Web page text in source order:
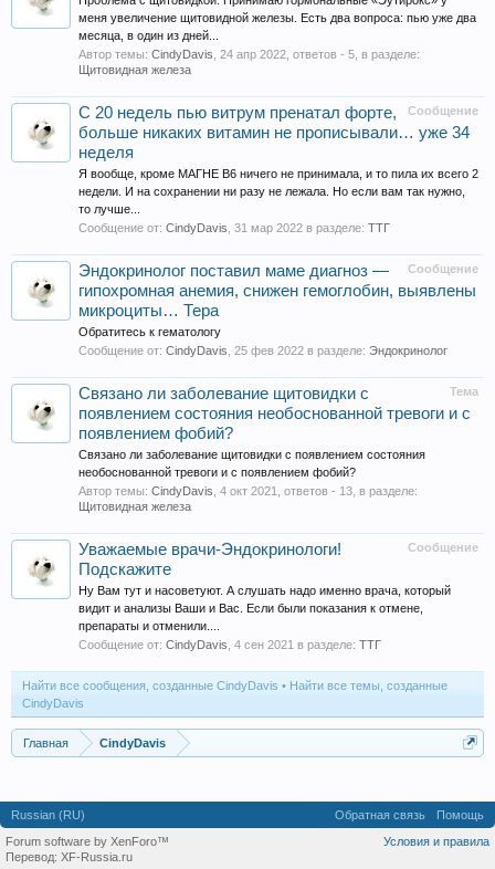
меня увеличение щитовидной железы. Есть два вопроса: пью уже два
месяца, в один из дней...
Автор темы: CindyDavis 24 апр 2022 , ответов - 5, в разделе:
Щитовидная железа
Сообщение
С 20 недель пью витрум пренатал форте,
больше никаких витамин не прописывали… уже 34
неделя
Я вообще, кроме МАГНЕ В6 ничего не принимала, и то пила их всего 2
недели. И на сохранении ни разу не лежала. Но если вам так нужно,
то лучше...
Сообщение от: CindyDavis 31 мар 2022 в разделе: ТТГ
Сообщение
Эндокринолог поставил маме диагноз —
гипохромная анемия, снижен гемоглобин, выявлены
микроциты… Тера
Обратитесь к гематологу
Сообщение от: CindyDavis 25 фев 2022 в разделе: Эндокринолог
Тема
Связано ли заболевание щитовидки с
появлением состояния необоснованной тревоги и с
появлением фобий?
Связано ли заболевание щитовидки с появлением состояния
необоснованной тревоги и с появлением фобий?
Автор темы: CindyDavis 4 окт 2021
, ответов - 13, в разделе:
Щитовидная железа
Сообщение
Уважаемые врачи-Эндокринологи!
Подскажите
Ну Вам тут и насоветуют. А слушать надо именно врача, который
видит и анализы Ваши и Вас. Если были показания к отмене,
препараты и отменили....
Сообщение от: CindyDavis 4 сен 2021 в разделе: ТТГ
Найти все сообщения, созданные CindyDavis
Найти все темы, созданные
CindyDavis
Главная CindyDavis
Russian (RU) Обратная связь
Помощь
Условия и правила
Forum software by XenForo™
Перевод: XF-Russia.ru